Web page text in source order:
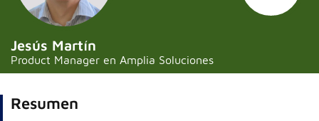
Jesús Martín
Product Manager en Amplia Soluciones
Resumen